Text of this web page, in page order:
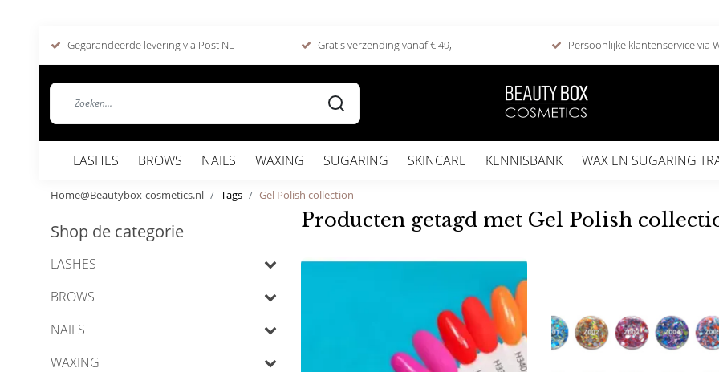
Gegarandeerde levering via Post NL Gratis verzending vanaf € 49,- Persoonlijke klantenservice via
LASHES BROWS NAILS WAXING SUGARING SKINCARE KENNISBANK WAX EN SUGARING
Home@Beautybox-cosmetics.nl Tags Gel Polish collection
Shop de categorie
LASHES
BROWS
NAILS
WAXING
Producten getagd met Gel Polish